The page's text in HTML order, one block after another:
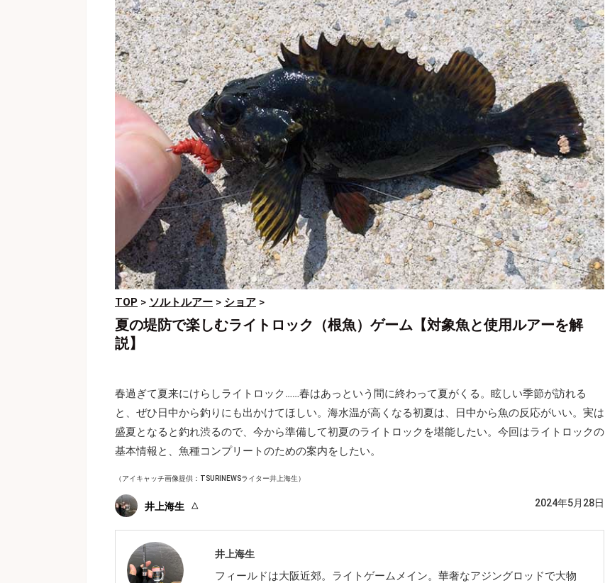
TOP > ソルトルアー > ショア >
夏の堤防で楽しむライトロック（根魚）ゲーム【対象魚と使用ルアーを解
説】
春過ぎて夏来にけらしライトロック……春はあっという間に終わって夏がくる。眩しい季節が訪れる
と、ぜひ日中から釣りにも出かけてほしい。海水温が高くなる初夏は、日中から魚の反応がいい。実は
盛夏となると釣れ渋るので、今から準備して初夏のライトロックを堪能したい。今回はライトロックの
基本情報と、魚種コンプリートのための案内をしたい。
（アイキャッチ画像提供：TSURINEWSライター井上海生）
井上海生 2024年5月28日
井上海生
フィールドは大阪近郊。ライトゲームメイン。華奢なアジングロッドで大物